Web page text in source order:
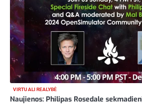
VIRTUALI REALYBĖ
Naujienos: Philipas Rosedale